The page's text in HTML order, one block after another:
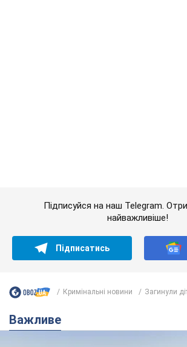
Якою була оригінальна версія
чому її боялася Російська